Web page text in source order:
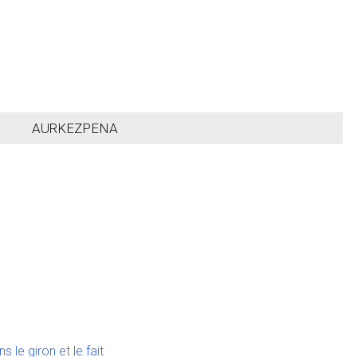
AURKEZPENA
le giron et le fait